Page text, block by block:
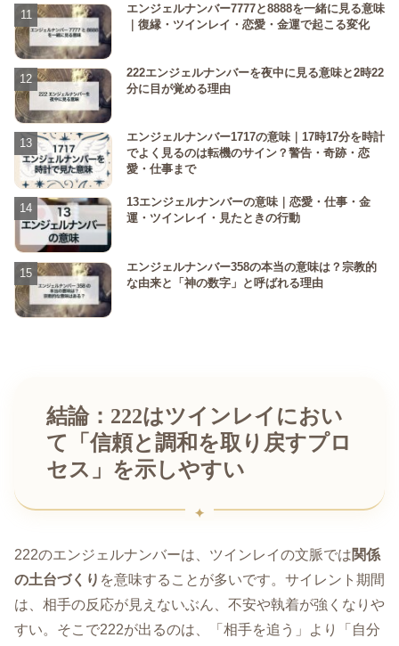
エンジェルナンバー7777と8888を一緒に見る意味
｜復縁・ツインレイ・恋愛・金運で起こる変化
222エンジェルナンバーを夜中に見る意味と2時22
分に目が覚める理由
エンジェルナンバー1717の意味｜17時17分を時計
でよく見るのは転機のサイン？警告・奇跡・恋
愛・仕事まで
13エンジェルナンバーの意味｜恋愛・仕事・金
運・ツインレイ・見たときの行動
エンジェルナンバー358の本当の意味は？宗教的
な由来と「神の数字」と呼ばれる理由
結論：222はツインレイにおい
て「信頼と調和を取り戻すプロ
セス」を示しやすい
222のエンジェルナンバーは、ツインレイの文脈では関係
の土台づくり を意味することが多いです。サイレント期間
は、相手の反応が見えないぶん、不安や執着が強くなりや
すい。そこで222が出るのは、「相手を追う」より「自分